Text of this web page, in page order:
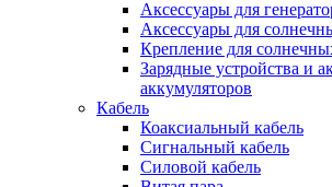
Аксессуары для
Аксессуары для
Крепление для
Зарядные устройства и
аккумуляторов
Кабель
Коаксиальный кабель
Сигнальный кабель
Силовой кабель